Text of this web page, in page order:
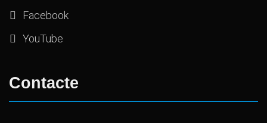
Facebook
YouTube
Contacte